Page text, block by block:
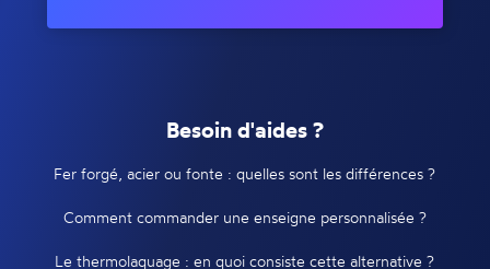
Besoin d'aides ?
Fer forgé, acier ou fonte : quelles sont les différences ?
Comment commander une enseigne personnalisée ?
Le thermolaquage : en quoi consiste cette alternative ?